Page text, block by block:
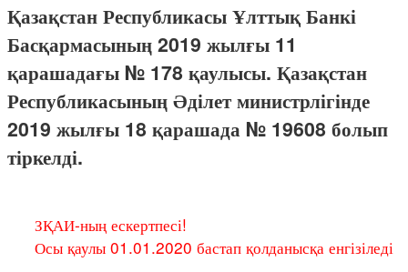
Қазақстан Республикасы Ұлттық Банкі
Басқармасының 2019 жылғы 11
қарашадағы № 178 қаулысы. Қазақстан
Республикасының Әділет министрлігінде
2019 жылғы 18 қарашада № 19608 болып
тіркелді.
ЗҚАИ-ның ескертпесі!
Осы қаулы 01.01.2020 бастап қолданысқа енгізіледі